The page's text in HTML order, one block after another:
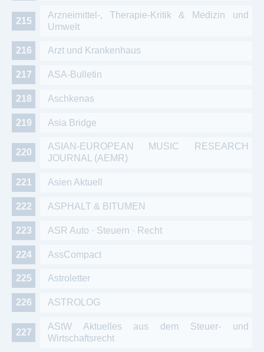
Arzneimittel-, Therapie-Kritik & Medizin und
Umwelt
Arzt und Krankenhaus
ASA-Bulletin
Aschkenas
Asia Bridge
ASIAN-EUROPEAN MUSIC RESEARCH
JOURNAL (AEMR)
Asien Aktuell
ASPHALT & BITUMEN
ASR Auto · Steuern · Recht
AssCompact
Astroletter
ASTROLOG
AStW Aktuelles aus dem Steuer- und
Wirtschaftsrecht